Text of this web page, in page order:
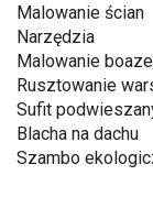
Malowanie ścian
Narzędzia
Malowanie
Rusztowanie
Sufit
Blacha na dachu
Szambo